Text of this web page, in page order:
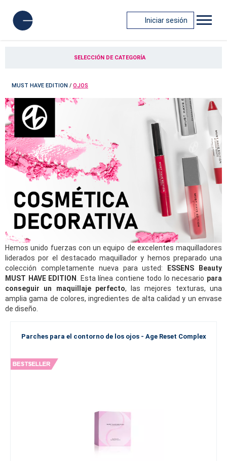
Iniciar sesión
SELECCIÓN DE CATEGORÍA
MUST HAVE EDITION / OJOS
Hemos unido fuerzas con un equipo de excelentes maquilladores
liderados por el destacado maquillador y hemos preparado una
colección completamente nueva para usted:
ESSENS Beauty
MUST HAVE EDITION . Esta línea contiene todo lo necesario para
conseguir un maquillaje perfecto, las mejores texturas, una
amplia gama de colores, ingredientes de alta calidad y un envase
de diseño.
Parches para el contorno de los ojos - Age Reset Complex